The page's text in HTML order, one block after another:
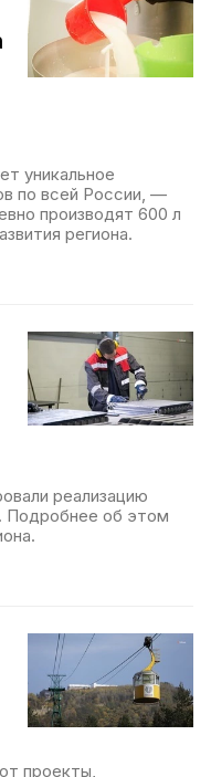
уникальное
по всей России, —
производят 600 л
региона.
реализацию
Подробнее об этом
проекты,